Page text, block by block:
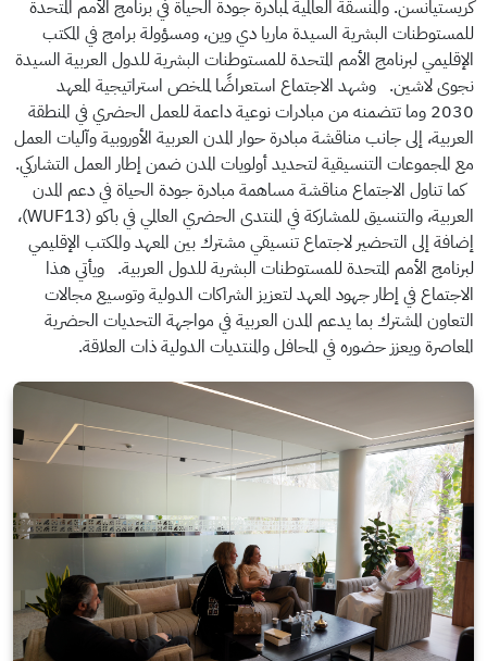
كريستيانسن. والمنسقة العالمية لمبادرة جودة الحياة في برنامج الأمم المتحدة
للمستوطنات البشرية السيدة ماريا دي وين، ومسؤولة برامج في المكتب
الإقليمي لبرنامج الأمم المتحدة للمستوطنات البشرية للدول العربية السيدة
نجوى لاشين. وشهد الاجتماع استعراضًا لملخص استراتيجية المعهد
2030 وما تتضمنه من مبادرات نوعية داعمة للعمل الحضري في المنطقة
العربية، إلى جانب مناقشة مبادرة حوار المدن العربية الأوروبية وآليات العمل
مع المجموعات التنسيقية لتحديد أولويات المدن ضمن إطار العمل التشاركي.
كما تناول الاجتماع مناقشة مساهمة مبادرة جودة الحياة في دعم المدن
العربية، والتنسيق للمشاركة في المنتدى الحضري العالمي في باكو (WUF13)،
إضافة إلى التحضير لاجتماع تنسيقي مشترك بين المعهد والمكتب الإقليمي
لبرنامج الأمم المتحدة للمستوطنات البشرية للدول العربية. ويأتي هذا
الاجتماع في إطار جهود المعهد لتعزيز الشراكات الدولية وتوسيع مجالات
التعاون المشترك بما يدعم المدن العربية في مواجهة التحديات الحضرية
المعاصرة ويعزز حضوره في المحافل والمنتديات الدولية ذات العلاقة.